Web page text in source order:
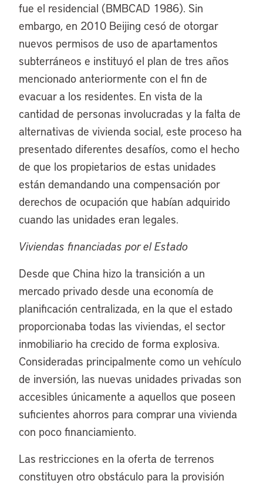
fue el residencial (BMBCAD 1986). Sin
embargo, en 2010 Beijing cesó de otorgar
nuevos permisos de uso de apartamentos
subterráneos e instituyó el plan de tres años
mencionado anteriormente con el fin de
evacuar a los residentes. En vista de la
cantidad de personas involucradas y la falta de
alternativas de vivienda social, este proceso ha
presentado diferentes desafíos, como el hecho
de que los propietarios de estas unidades
están demandando una compensación por
derechos de ocupación que habían adquirido
cuando las unidades eran legales.
Viviendas financiadas por el Estado
Desde que China hizo la transición a un
mercado privado desde una economía de
planificación centralizada, en la que el estado
proporcionaba todas las viviendas, el sector
inmobiliario ha crecido de forma explosiva.
Consideradas principalmente como un vehículo
de inversión, las nuevas unidades privadas son
accesibles únicamente a aquellos que poseen
suficientes ahorros para comprar una vivienda
con poco financiamiento.
Las restricciones en la oferta de terrenos
constituyen otro obstáculo para la provisión